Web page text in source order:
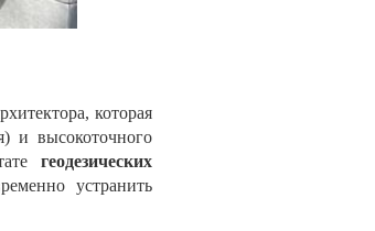
которая
и высокоточного
геодезических
устранить